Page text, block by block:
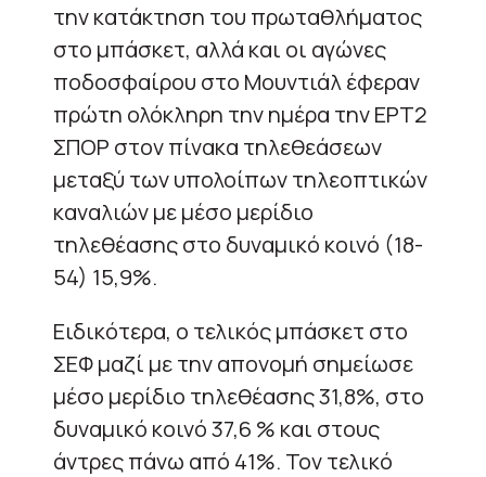
την κατάκτηση του πρωταθλήματος
στο μπάσκετ, αλλά και οι αγώνες
ποδοσφαίρου στο Μουντιάλ έφεραν
πρώτη ολόκληρη την ημέρα την ΕΡΤ2
ΣΠΟΡ στον πίνακα τηλεθεάσεων
μεταξύ των υπολοίπων τηλεοπτικών
καναλιών με μέσο μερίδιο
τηλεθέασης στο δυναμικό κοινό (18-
54) 15,9%.
Ειδικότερα, ο τελικός μπάσκετ στο
ΣΕΦ μαζί με την απονομή σημείωσε
μέσο μερίδιο τηλεθέασης 31,8%, στο
δυναμικό κοινό 37,6 % και στους
άντρες πάνω από 41%. Τον τελικό